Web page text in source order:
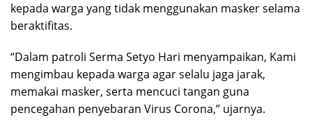
kepada warga yang tidak menggunakan masker selama
beraktifitas.
“Dalam patroli Serma Setyo Hari menyampaikan, Kami
mengimbau kepada warga agar selalu jaga jarak,
memakai masker, serta mencuci tangan guna
pencegahan penyebaran Virus Corona,” ujarnya.